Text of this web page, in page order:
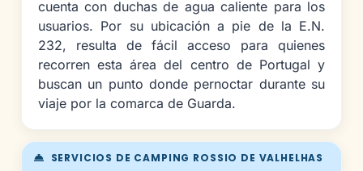
SERVICIOS DE CAMPING ROSSIO DE VALHELHAS
cuenta con duchas de agua caliente para los
usuarios. Por su ubicación a pie de la E.N.
232, resulta de fácil acceso para quienes
recorren esta área del centro de Portugal y
buscan un punto donde pernoctar durante su
viaje por la comarca de Guarda.